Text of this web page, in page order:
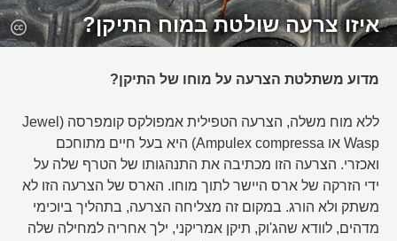
איזו צרעה שולטת במוח התיקן?
מדוע משתלטת הצרעה על מוחו של התיקן?
ללא מוח משלה, הצרעה הטפילית אמפולקס קומפרסה (Jewel
Wasp או Ampulex compressa) היא בעל חיים מתוחכם
ואכזרי. הצרעה הזו מכתיבה את התנהגותו של הטרף שלה על
ידי הזרקה של ארס היישר לתוך מוחו. הארס של הצרעה הזו לא
משתק ולא הורג. במקום זה מצליחה הצרעה, בתהליך ביוכימי
מדהים, לוודא שהג'וק, תיקן אמריקני, ילך אחריה למחילה שלה